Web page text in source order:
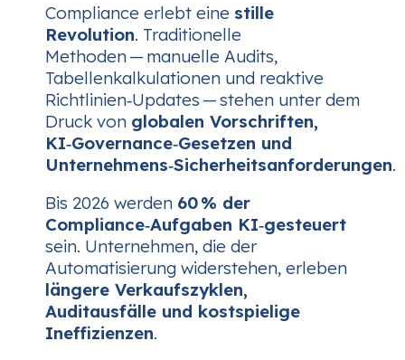
Compliance erlebt eine stille
Revolution. Traditionelle
Methoden — manuelle Audits,
Tabellenkalkulationen und reaktive
Richtlinien‑Updates — stehen unter dem
Druck von globalen Vorschriften,
KI‑Governance‑Gesetzen und
Unternehmens‑Sicherheitsanforderungen.
Bis 2026 werden 60 % der
Compliance‑Aufgaben KI‑gesteuert
sein. Unternehmen, die der
Automatisierung widerstehen, erleben
längere Verkaufszyklen,
Auditausfälle und kostspielige
Ineffizienzen.